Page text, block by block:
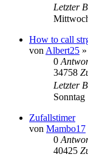
Letzter
How to call
von Albert25
0
34758
Letzter
Sonntag
Zufallstimer
von Mambo17
0
40425